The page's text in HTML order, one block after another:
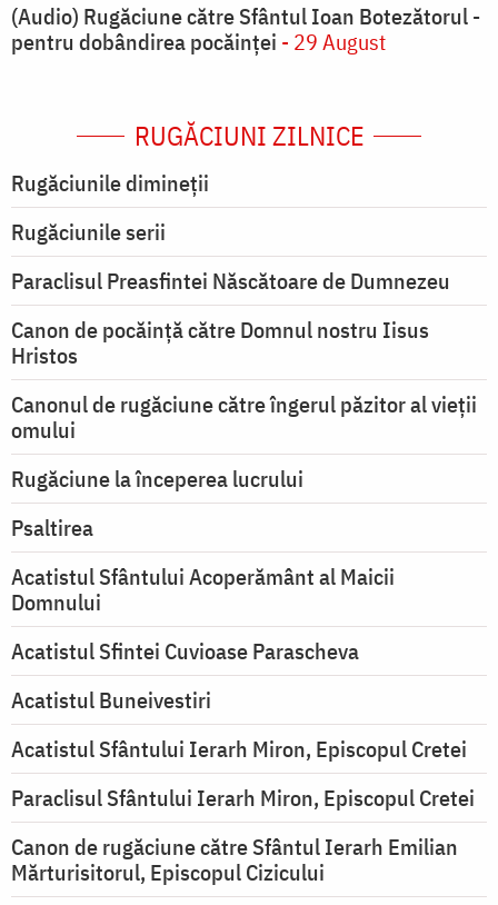
(Audio) Rugăciune către Sfântul Ioan Botezătorul -
pentru dobândirea pocăinței - 29 August
RUGĂCIUNI ZILNICE
Rugăciunile dimineții
Rugăciunile serii
Paraclisul Preasfintei Născătoare de Dumnezeu
Canon de pocăință către Domnul nostru Iisus
Hristos
Canonul de rugăciune către îngerul păzitor al vieții
omului
Rugăciune la începerea lucrului
Psaltirea
Acatistul Sfântului Acoperământ al Maicii
Domnului
Acatistul Sfintei Cuvioase Parascheva
Acatistul Buneivestiri
Acatistul Sfântului Ierarh Miron, Episcopul Cretei
Paraclisul Sfântului Ierarh Miron, Episcopul Cretei
Canon de rugăciune către Sfântul Ierarh Emilian
Mărturisitorul, Episcopul Cizicului